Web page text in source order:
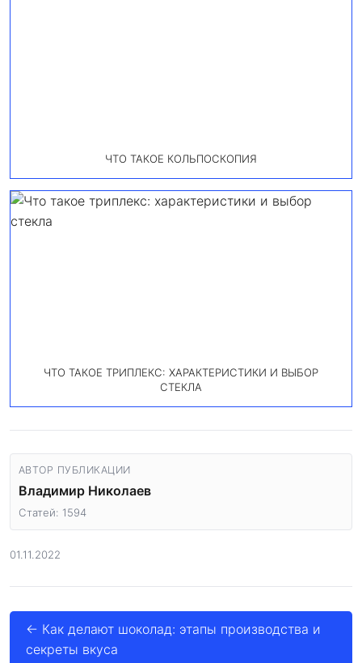
ЧТО ТАКОЕ КОЛЬПОСКОПИЯ
ЧТО ТАКОЕ ТРИПЛЕКС: ХАРАКТЕРИСТИКИ И ВЫБОР
СТЕКЛА
АВТОР ПУБЛИКАЦИИ
Владимир Николаев
Статей: 1594
01.11.2022
← Как делают шоколад: этапы производства и
секреты вкуса